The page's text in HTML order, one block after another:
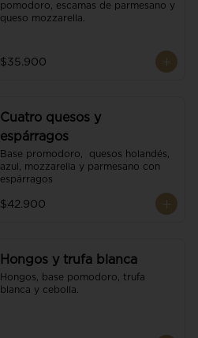
pomodoro, escamas de parmesano y
queso mozzarella.
$35.900
Cuatro quesos y
espárragos
Base promodoro,  quesos holandés,
azul, mozzarella y parmesano con
espárragos
$42.900
Hongos y trufa blanca
Hongos, base pomodoro, trufa
blanca y cebolla.